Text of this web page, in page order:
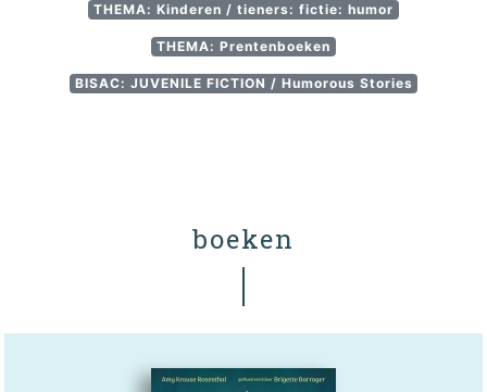
THEMA: Kinderen / tieners: fictie: humor
THEMA: Prentenboeken
BISAC: JUVENILE FICTION / Humorous Stories
boeken